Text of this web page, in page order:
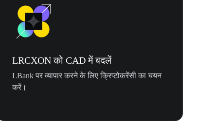
LRCXON को CAD में बदलें
LBank पर व्यापार करने के लिए क्रिप्टोकरेंसी का चयन
करें।